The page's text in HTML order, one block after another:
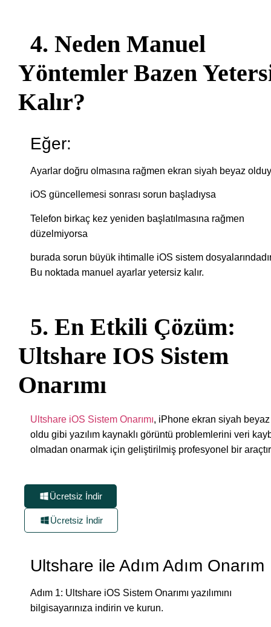
4. Neden Manuel
Yöntemler Bazen
Kalır?
Eğer:
Ayarlar doğru olmasına rağmen ekran siyah beyaz
iOS güncellemesi sonrası sorun başladıysa
Telefon birkaç kez yeniden başlatılmasına rağmen
düzelmiyorsa
burada sorun büyük ihtimalle iOS sistem
Bu noktada manuel ayarlar yetersiz kalır.
5. En Etkili Çözüm:
Ultshare IOS Sistem
Onarımı
Ultshare iOS Sistem Onarımı, iPhone ekran siyah beyaz
oldu gibi yazılım kaynaklı görüntü problemlerini veri
olmadan onarmak için geliştirilmiş profesyonel bir
Ücretsiz İndir
Ücretsiz İndir
Ultshare ile Adım Adım Onarım
Adım 1: Ultshare iOS Sistem Onarımı yazılımını
bilgisayarınıza indirin ve kurun.